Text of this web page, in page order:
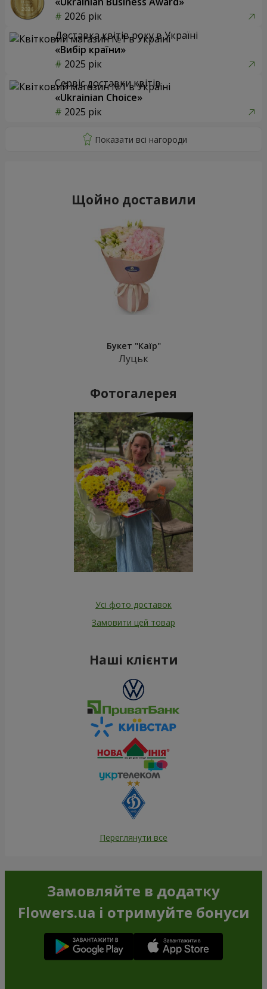
2026 рік
Доставка квітів року в Україні
«Вибір країни»
2025 рік
Сервіс доставки квітів
«Ukrainian Choice»
2025 рік
Щойно доставили
Букет "Каїр"
Луцьк
Фотогалерея
Усі фото доставок
Замовити цей товар
Наші клієнти
Переглянути все
Замовляйте в додатку
Flowers.ua і отримуйте бонуси